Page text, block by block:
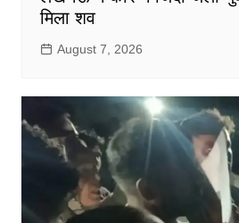
मिला शव
August 7, 2026